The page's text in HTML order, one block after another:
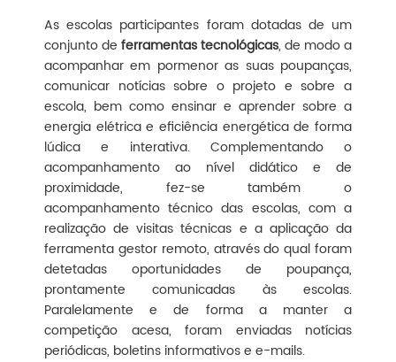
As escolas participantes foram dotadas de um
conjunto de ferramentas tecnológicas, de modo a
acompanhar em pormenor as suas poupanças,
comunicar notícias sobre o projeto e sobre a
escola, bem como ensinar e aprender sobre a
energia elétrica e eficiência energética de forma
lúdica e interativa. Complementando o
acompanhamento ao nível didático e de
proximidade, fez-se também o
acompanhamento técnico das escolas, com a
realização de visitas técnicas e a aplicação da
ferramenta gestor remoto, através do qual foram
detetadas oportunidades de poupança,
prontamente comunicadas às escolas.
Paralelamente e de forma a manter a
competição acesa, foram enviadas notícias
periódicas, boletins informativos e e-mails.